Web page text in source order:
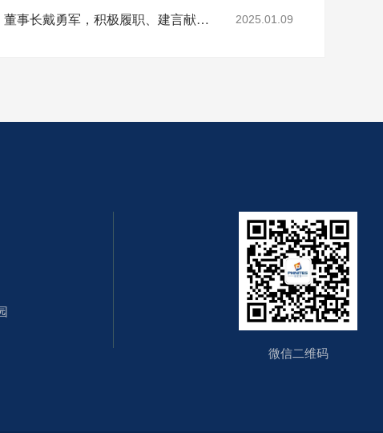
【四川菲尼特集团】董事长戴勇军，积极履职、建言献策，传递青白江区 "两会"好声音！ 2025.01.09
微信二维码